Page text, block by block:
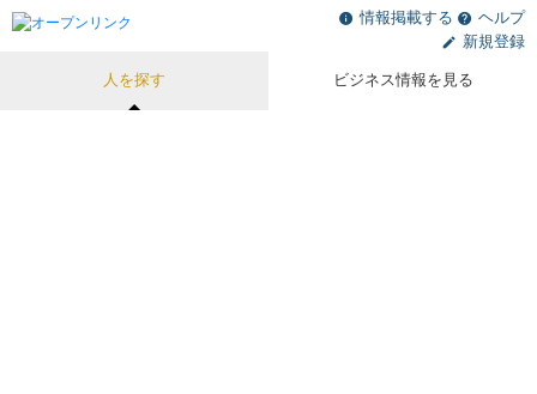
人を探す ビジネス情報を見る
情報掲載する
ヘルプ
新規登録